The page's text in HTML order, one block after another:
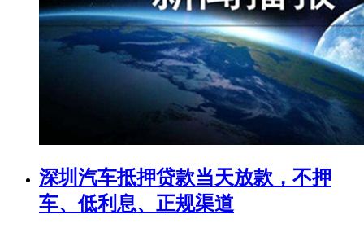
深圳汽车抵押贷款当天放款，不押
车、低利息、正规渠道